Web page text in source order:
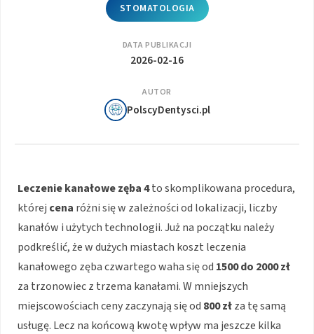
STOMATOLOGIA
DATA PUBLIKACJI
2026-02-16
AUTOR
PolscyDentysci.pl
Leczenie kanałowe zęba 4to skomplikowana procedura,
której cena różni się w zależności od lokalizacji, liczby
kanałów i użytych technologii. Już na początku należy
podkreślić, że w dużych miastach koszt leczenia
kanałowego zęba czwartego waha się od 1500 do 2000 zł
za trzonowiec z trzema kanałami. W mniejszych
miejscowościach ceny zaczynają się od 800 złza tę samą
usługę. Lecz na końcową kwotę wpływ ma jeszcze kilka